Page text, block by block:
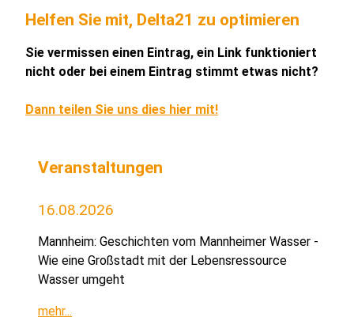
Helfen Sie mit, Delta21 zu optimieren
Sie vermissen einen Eintrag, ein Link funktioniert
nicht oder bei einem Eintrag stimmt etwas nicht?
Dann teilen Sie uns dies hier mit!
Veranstaltungen
16.08.2026
Mannheim: Geschichten vom Mannheimer Wasser -
Wie eine Großstadt mit der Lebensressource
Wasser umgeht
mehr...